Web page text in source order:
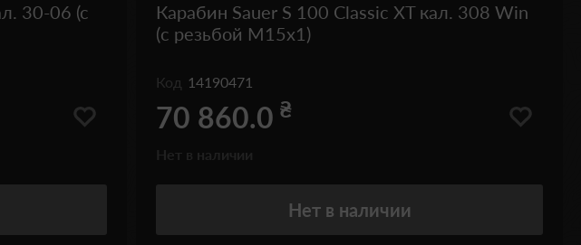
30-06 (с
Карабин Sauer S 100 Classic XT кал. 308 Win
(с резьбой М15х1)
Код 14190471
70 860.0 ₴
Нет в наличии